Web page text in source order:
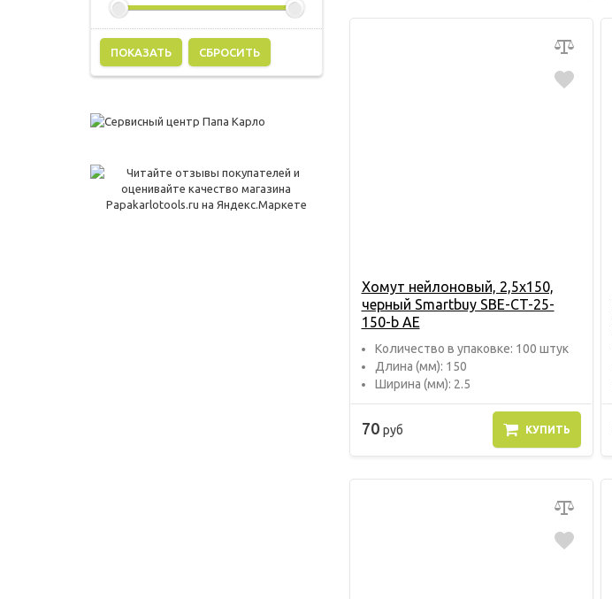
СБРОСИТЬ
Хомут нейлоновый, 2,5х150,
черный Smartbuy SBE-CT-25-
150-b AE
Количество в упаковке: 100 штук
Длина (мм): 150
Ширина (мм): 2.5
70 руб КУПИТЬ